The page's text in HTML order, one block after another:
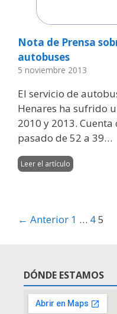
Nota de Prensa
autobuses
5 noviembre 2013
El servicio de
Henares ha sufrido
2010 y 2013. Cuenta
pasado de 52 a 39…
Leer el artículo
← Anterior 1 … 45
DÓNDE ESTAMOS